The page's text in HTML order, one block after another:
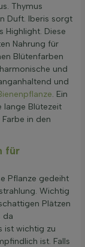
Thymus
Duft. Iberis sorgt
Highlight. Diese
Nahrung für
Blütenfarben
und
und
. Ein
lange Blütezeit
in den
für
Pflanze gedeiht
Wichtig
Plätzen
da
ist wichtig zu
ist. Falls